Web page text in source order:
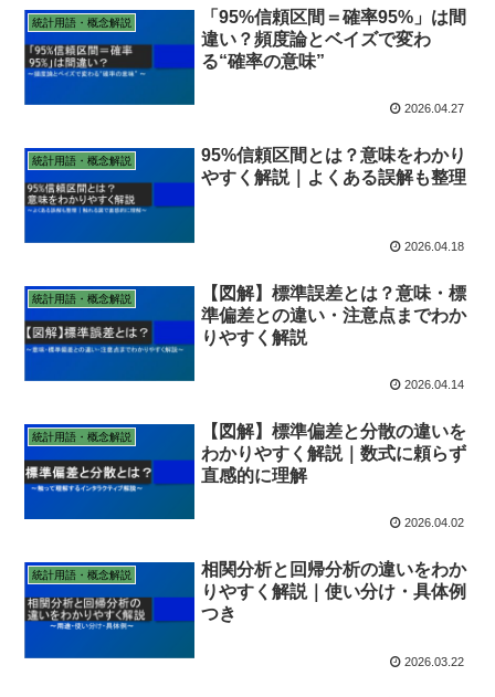
統計用語・概念解説
「95%信頼区間＝確率95%」は間
違い？頻度論とベイズで変わ
る“確率の意味”
2026.04.27
統計用語・概念解説
95%信頼区間とは？意味をわかり
やすく解説｜よくある誤解も整理
2026.04.18
統計用語・概念解説
【図解】標準誤差とは？意味・標
準偏差との違い・注意点までわか
りやすく解説
2026.04.14
統計用語・概念解説
【図解】標準偏差と分散の違いを
わかりやすく解説｜数式に頼らず
直感的に理解
2026.04.02
統計用語・概念解説
相関分析と回帰分析の違いをわか
りやすく解説｜使い分け・具体例
つき
2026.03.22